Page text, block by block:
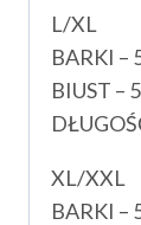
L/XL
BARKI –
BIUST –
XL/XXL
BARKI –